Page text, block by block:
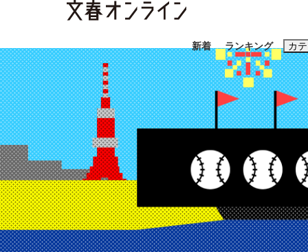
新着 ランキング カ
スクープ ニュー
おすすめの
#藤田晋
#三
#玉木雄一郎